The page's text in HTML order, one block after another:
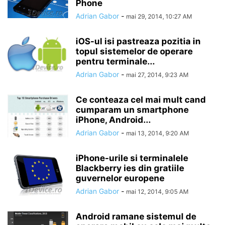
Phone
Adrian Gabor - mai 29, 2014, 10:27 AM
iOS-ul isi pastreaza pozitia in
topul sistemelor de operare
pentru terminale...
Adrian Gabor - mai 27, 2014, 9:23 AM
Ce conteaza cel mai mult cand
cumparam un smartphone
iPhone, Android...
Adrian Gabor - mai 13, 2014, 9:20 AM
iPhone-urile si terminalele
Blackberry ies din gratiile
guvernelor europene
Adrian Gabor - mai 12, 2014, 9:05 AM
Android ramane sistemul de